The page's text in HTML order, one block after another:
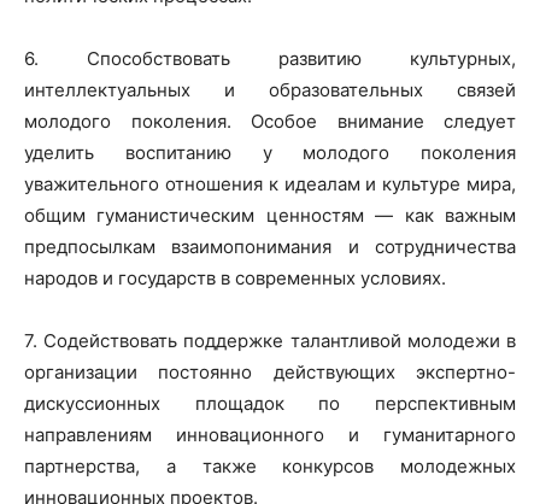
6. Способствовать развитию культурных,
интеллектуальных и образовательных связей
молодого поколения. Особое внимание следует
уделить воспитанию у молодого поколения
уважительного отношения к идеалам и культуре мира,
общим гуманистическим ценностям — как важным
предпосылкам взаимопонимания и сотрудничества
народов и государств в современных условиях.
7. Содействовать поддержке талантливой молодежи в
организации постоянно действующих экспертно-
дискуссионных площадок по перспективным
направлениям инновационного и гуманитарного
партнерства, а также конкурсов молодежных
инновационных проектов.